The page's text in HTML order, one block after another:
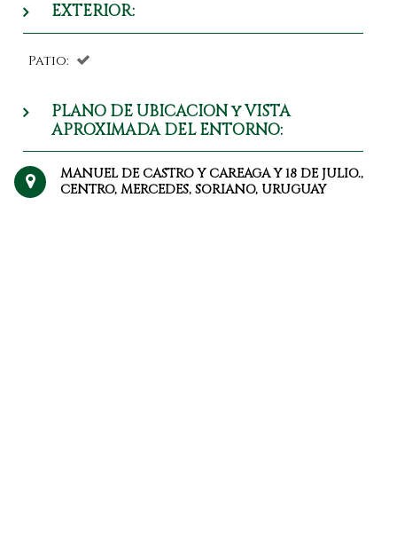
EXTERIOR:
Patio:
PLANO DE UBICACION y VISTA
APROXIMADA DEL ENTORNO:
MANUEL DE CASTRO Y CAREAGA Y 18 DE JULIO.,
CENTRO, MERCEDES, SORIANO, URUGUAY